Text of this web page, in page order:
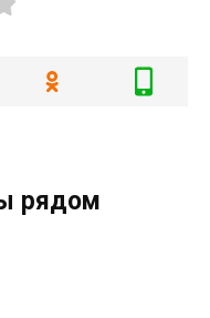
рядом